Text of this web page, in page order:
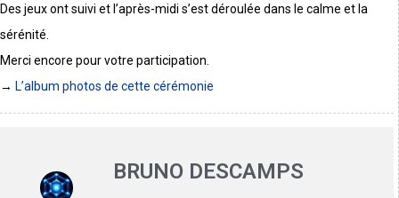
Des jeux ont suivi et l’après-midi s’est déroulée dans le calme et la
sérénité.
Merci encore pour votre participation.
→ L’album photos de cette cérémonie
BRUNO DESCAMPS